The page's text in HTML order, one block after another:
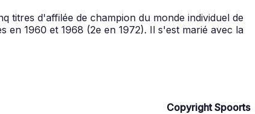
titres d'affilée de champion du monde individuel de
en 1960 et 1968 (2e en 1972). Il s'est marié avec la
Copyright Spoorts